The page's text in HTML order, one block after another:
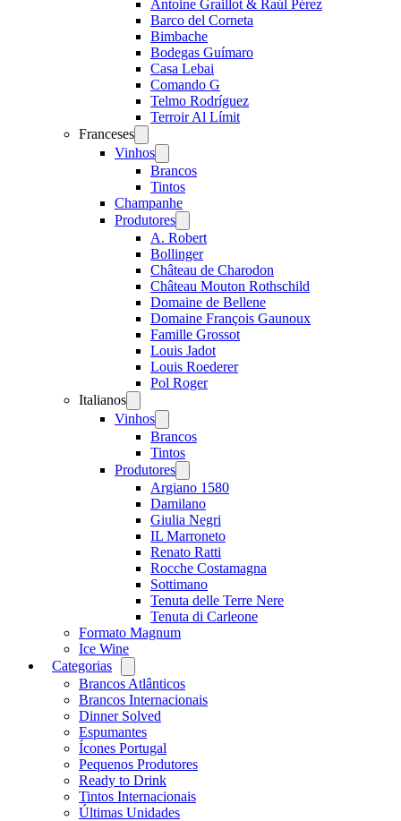
Antoine Graillot & Raúl Pérez
Barco del Corneta
Bimbache
Bodegas Guímaro
Casa Lebai
Comando G
Telmo Rodríguez
Terroir Al Límit
Franceses
menu
Vinhos
menu
Brancos
Tintos
Champanhe
Produtores
menu
A. Robert
Bollinger
Château de Charodon
Château Mouton Rothschild
Domaine de Bellene
Domaine François Gaunoux
Famille Grossot
Louis Jadot
Louis Roederer
Pol Roger
Italianos
menu
Vinhos
menu
Brancos
Tintos
Produtores
menu
Argiano 1580
Damilano
Giulia Negri
IL Marroneto
Renato Ratti
Rocche Costamagna
Sottimano
Tenuta delle Terre Nere
Tenuta di Carleone
Formato Magnum
Ice Wine
Categorias
menu
Brancos Atlânticos
Brancos Internacionais
Dinner Solved
Espumantes
Ícones Portugal
Pequenos Produtores
Ready to Drink
Tintos Internacionais
Últimas Unidades